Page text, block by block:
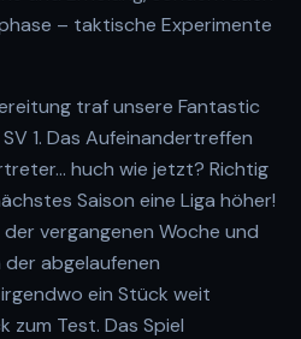
– taktische Experimente
traf unsere Fantastic
1. Das Aufeinandertreffen
huch wie jetzt? Richtig
Saison eine Liga höher!
vergangenen Woche und
der abgelaufenen
ein Stück weit
zum Test. Das Spiel